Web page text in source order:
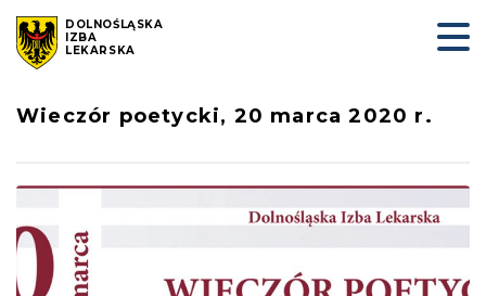
DOLNOŚLĄSKA
IZBA
LEKARSKA
Wieczór poetycki, 20 marca 2020 r.